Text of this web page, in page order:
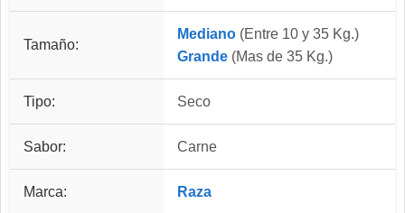
Tamaño:
Mediano (Entre 10 y 35 Kg.)
Grande (Mas de 35 Kg.)
Tipo: Seco
Sabor: Carne
Marca: Raza